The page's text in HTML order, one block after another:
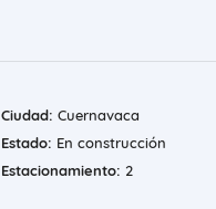
Ciudad: Cuernavaca
Estado: En construcción
Estacionamiento: 2